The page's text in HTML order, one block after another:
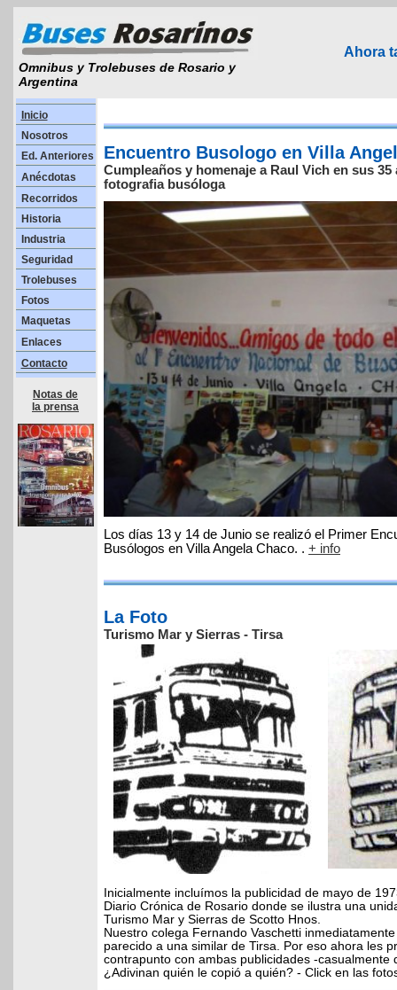
Omnibus y Trolebuses de Rosario y
Argentina
Ahora
Inicio
Nosotros
Ed. Anteriores
Anécdotas
Recorridos
Historia
Industria
Seguridad
Trolebuses
Fotos
Maquetas
Enlaces
Contacto
Notas de
la prensa
Encuentro Busologo en Villa
Cumpleaños y homenaje a Raul Vich en sus 35
fotografia busóloga
Los días 13 y 14 de Junio se realizó el Primer
Busólogos en Villa Angela Chaco. . + info
La Foto
Turismo Mar y Sierras - Tirsa
Inicialmente incluímos la publicidad de mayo de
Diario Crónica de Rosario donde se ilustra una
Turismo Mar y Sierras de Scotto Hnos.
Nuestro colega Fernando Vaschetti
parecido a una similar de Tirsa. Por eso ahora les
contrapunto con ambas publicidades -casualmente
¿Adivinan quién le copió a quién? - Click en las